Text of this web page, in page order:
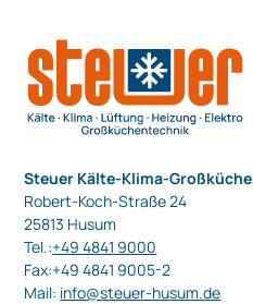
Steuer Kälte-Klima-
Robert-Koch-Straße 24
25813 Husum
Tel.:+49 4841 9000
Fax:+49 4841 9005-2
Mail: info@steuer-husum.de